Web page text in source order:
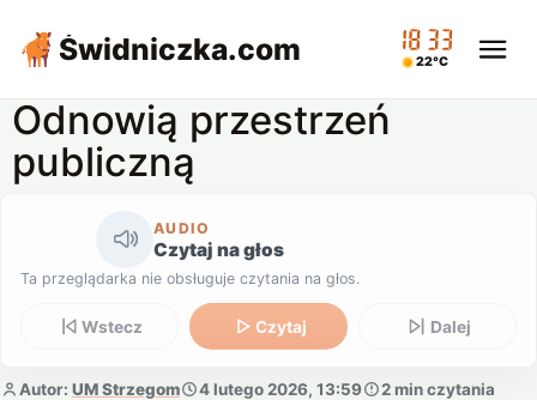
Świdniczka.com 18:33
22°C
Odnowią przestrzeń
publiczną
AUDIO
Czytaj na głos
Ta przeglądarka nie obsługuje czytania na głos.
Wstecz Czytaj Dalej
Autor: UM Strzegom 4 lutego 2026, 13:59 2 min czytania